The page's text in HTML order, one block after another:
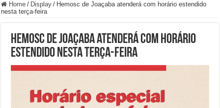
Home / Display / Hemosc de Joaçaba atenderá com horário estendido
nesta terça-feira
Hemosc de Joaçaba atenderá com horário
estendido nesta terça-feira